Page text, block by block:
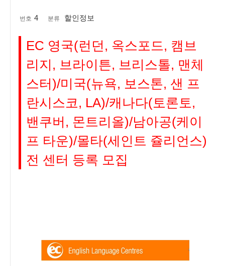
번호 4 분류 할인정보
EC 영국(런던, 옥스포드, 캠브
리지, 브라이튼, 브리스톨, 맨체
스터)/미국(뉴욕, 보스톤, 샌 프
란시스코, LA)/캐나다(토론토,
밴쿠버, 몬트리올)/남아공(케이
프 타운)/몰타(세인트 쥴리언스)
전 센터 등록 모집